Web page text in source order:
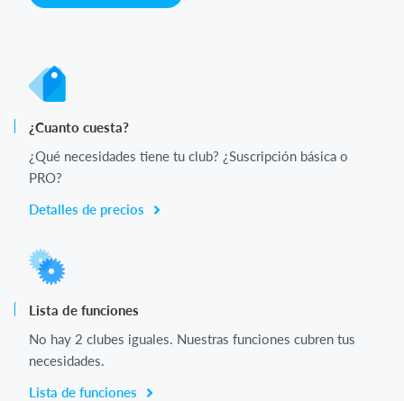
¿Cuanto cuesta?
¿Qué necesidades tiene tu club? ¿Suscripción básica o
PRO?
Detalles de precios
Lista de funciones
No hay 2 clubes iguales. Nuestras funciones cubren tus
necesidades.
Lista de funciones